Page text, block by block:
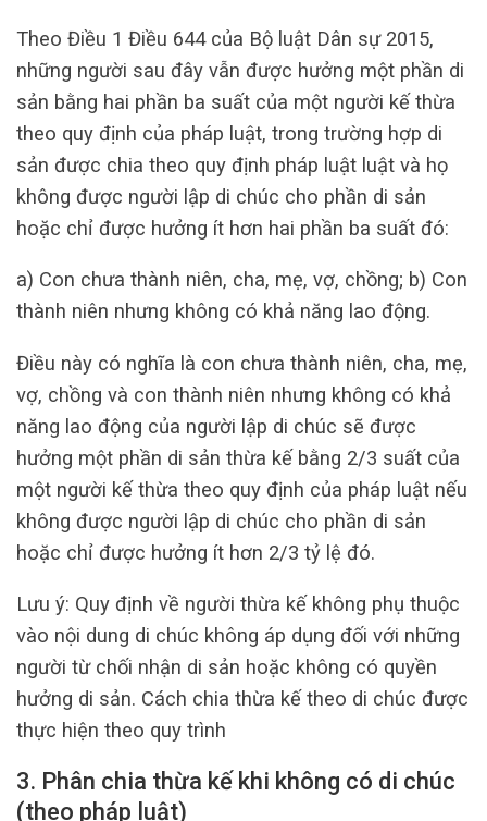
Theo Điều 1 Điều 644 của Bộ luật Dân sự 2015,
những người sau đây vẫn được hưởng một phần di
sản bằng hai phần ba suất của một người kế thừa
theo quy định của pháp luật, trong trường hợp di
sản được chia theo quy định pháp luật luật và họ
không được người lập di chúc cho phần di sản
hoặc chỉ được hưởng ít hơn hai phần ba suất đó:
a) Con chưa thành niên, cha, mẹ, vợ, chồng; b) Con
thành niên nhưng không có khả năng lao động.
Điều này có nghĩa là con chưa thành niên, cha, mẹ,
vợ, chồng và con thành niên nhưng không có khả
năng lao động của người lập di chúc sẽ được
hưởng một phần di sản thừa kế bằng 2/3 suất của
một người kế thừa theo quy định của pháp luật nếu
không được người lập di chúc cho phần di sản
hoặc chỉ được hưởng ít hơn 2/3 tỷ lệ đó.
Lưu ý: Quy định về người thừa kế không phụ thuộc
vào nội dung di chúc không áp dụng đối với những
người từ chối nhận di sản hoặc không có quyền
hưởng di sản. Cách chia thừa kế theo di chúc được
thực hiện theo quy trình
3. Phân chia thừa kế khi không có di chúc
(theo pháp luật)